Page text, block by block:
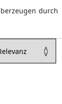
durch